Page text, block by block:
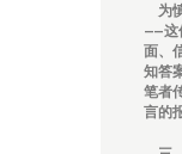
为
——这
面、
知答
笔者
言的